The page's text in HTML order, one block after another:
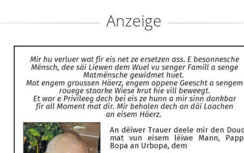
Anzeige